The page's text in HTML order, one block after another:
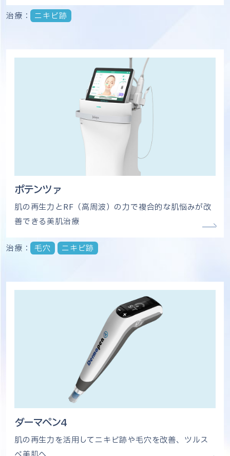
治療： ニキビ跡
ポテンツァ
肌の再生力とRF（高周波）の力で複合的な肌悩みが改
善できる美肌治療
治療： 毛穴 ニキビ跡
ダーマペン4
肌の再生力を活用してニキビ跡や毛穴を改善、ツルス